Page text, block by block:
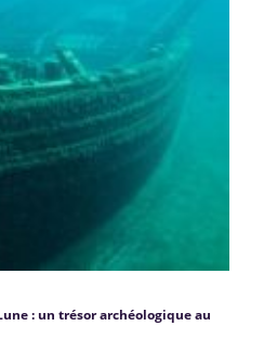
: un trésor archéologique au